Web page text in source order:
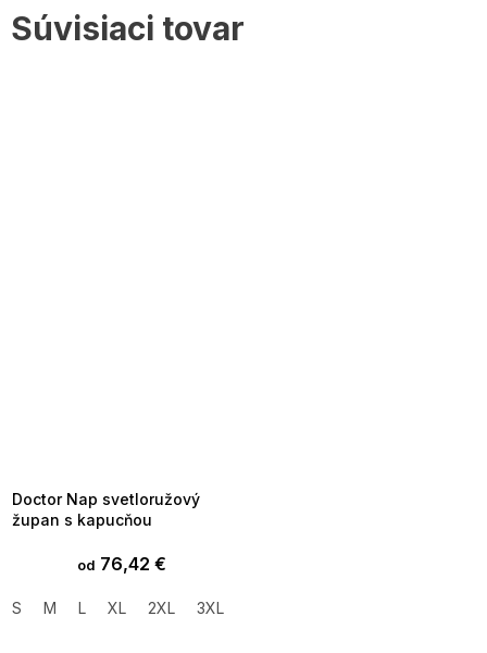
Súvisiaci tovar
Doctor Nap svetloružový
župan s kapucňou
od 76,42 €
S M L XL 2XL 3XL